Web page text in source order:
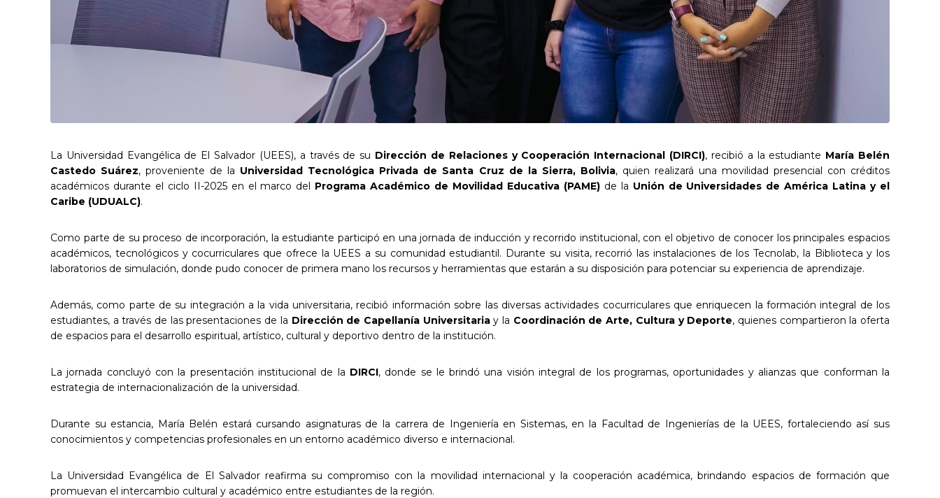
La Universidad Evangélica de El Salvador (UEES), a través de su Dirección de Relaciones y Cooperación Internacional (DIRCI), recibió a la estudiante María Belén
Castedo Suárez, proveniente de la Universidad Tecnológica Privada de Santa Cruz de la Sierra, Bolivia, quien realizará una movilidad presencial con créditos
académicos durante el ciclo II-2025 en el marco del Programa Académico de Movilidad Educativa (PAME)de la Unión de Universidades de América Latina y el
Caribe (UDUALC).
Como parte de su proceso de incorporación, la estudiante participó en una jornada de inducción y recorrido institucional, con el objetivo de conocer los principales espacios
académicos, tecnológicos y cocurriculares que ofrece la UEES a su comunidad estudiantil. Durante su visita, recorrió las instalaciones de los Tecnolab, la Biblioteca y los
laboratorios de simulación, donde pudo conocer de primera mano los recursos y herramientas que estarán a su disposición para potenciar su experiencia de aprendizaje.
Además, como parte de su integración a la vida universitaria, recibió información sobre las diversas actividades cocurriculares que enriquecen la formación integral de los
estudiantes, a través de las presentaciones de la Dirección de Capellanía Universitariay la Coordinación de Arte, Cultura y Deporte, quienes compartieron la oferta
de espacios para el desarrollo espiritual, artístico, cultural y deportivo dentro de la institución.
La jornada concluyó con la presentación institucional de la DIRCI, donde se le brindó una visión integral de los programas, oportunidades y alianzas que conforman la
estrategia de internacionalización de la universidad.
Durante su estancia, María Belén estará cursando asignaturas de la carrera de Ingeniería en Sistemas, en la Facultad de Ingenierías de la UEES, fortaleciendo así sus
conocimientos y competencias profesionales en un entorno académico diverso e internacional.
La Universidad Evangélica de El Salvador reafirma su compromiso con la movilidad internacional y la cooperación académica, brindando espacios de formación que
promuevan el intercambio cultural y académico entre estudiantes de la región.